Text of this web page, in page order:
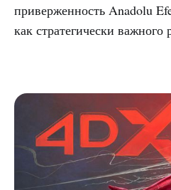
приверженность Anadolu
как стратегически важного